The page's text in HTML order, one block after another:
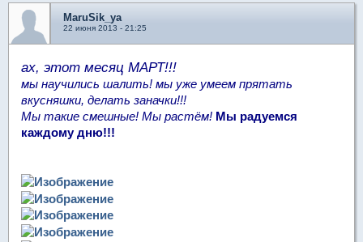
MaruSik_ya
22 июня 2013 - 21:25
ах, этот месяц МАРТ!!!
мы научились шалить! мы уже умеем прятать
вкусняшки, делать заначки!!!
Мы такие смешные! Мы растём! Мы радуемся
каждому дню!!!